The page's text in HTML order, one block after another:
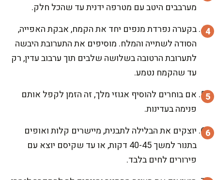
מערבבים היטב עם מטרפה ידנית עד שהכל חלק.
בקערה נפרדת מנפים יחד את הקמח, אבקת האפייה,
הסודה לשתייה והמלח. מוסיפים את התערובת היבשה
לתערובת הרטובה בשלושה שלבים תוך ערבוב עדין, רק
עד שהקמח נטמע.
אם בוחרים להוסיף אגוזי מלך, זה הזמן לקפל אותם
פנימה בעדינות.
יוצקים את הבלילה לתבנית, מיישרים קלות ואופים
בתנור למשך 40-45 דקות, או עד שקיסם יוצא עם
פירורים לחים בלבד.